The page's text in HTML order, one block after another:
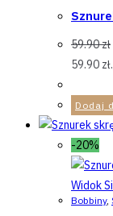
59.90zł
59.90 zł.
Dodaj
-20%
Widok
Bobbiny,